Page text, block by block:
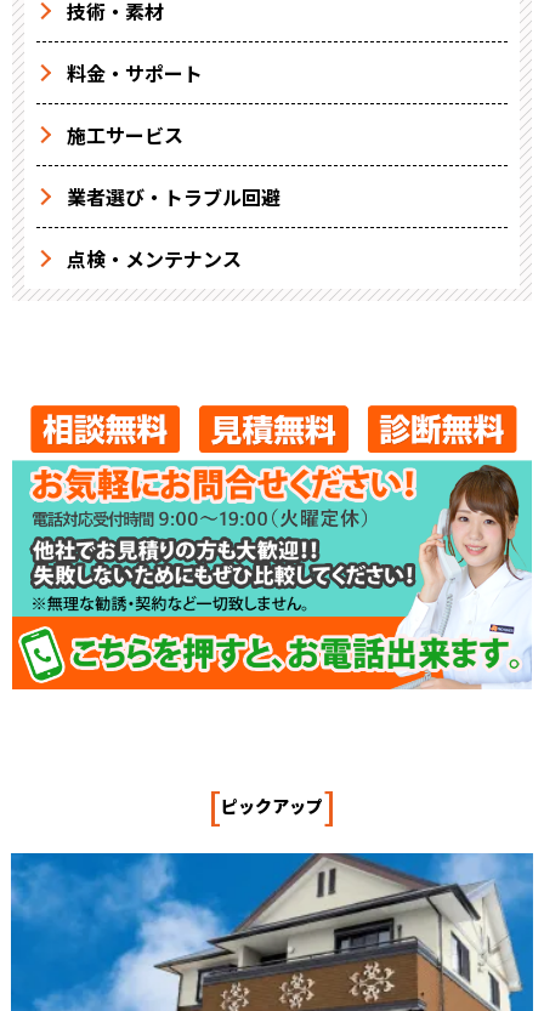
技術・素材
料金・サポート
施工サービス
業者選び・トラブル回避
点検・メンテナンス
[ピックアップ]